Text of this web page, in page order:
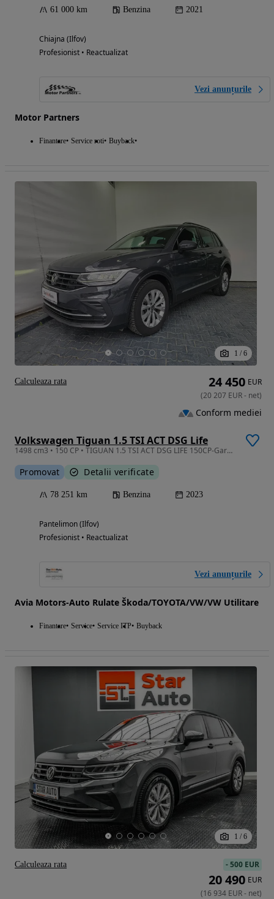
61 000 km Benzina 2021
Chiajna (Ilfov)
Profesionist • Reactualizat
Vezi anunțurile
Motor Partners
Finantare Service roti Buyback
1 / 6
Volkswagen Tiguan 1.5 TSI ACT DSG Life
1498 cm3 • 150 CP • TIGUAN 1.5 TSI ACT DSG LIFE 150CP-Garantie-Posbilitate finantare
Promovat Detalii verificate
78 251 km Benzina 2023
Pantelimon (Ilfov)
Profesionist • Reactualizat
Vezi anunțurile
Avia Motors-Auto Rulate Škoda/TOYOTA/VW/VW Utilitare
Finantare Service Service ITP Buyback
24 450 EUR
(20 207 EUR- net)
Conform mediei
Calculeaza rata
1 / 6
-500 EUR
20 490 EUR
(16 934 EUR- net)
Calculeaza rata